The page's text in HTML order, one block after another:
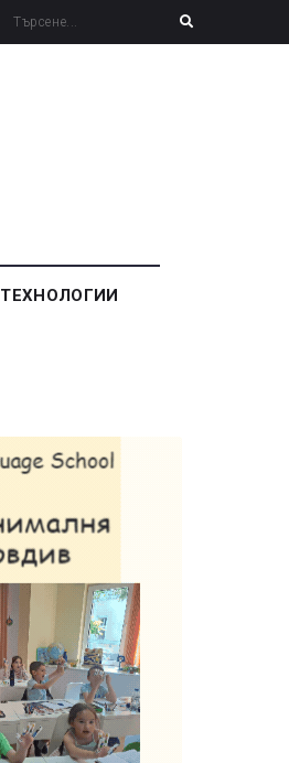
ТЕХНОЛОГИИ